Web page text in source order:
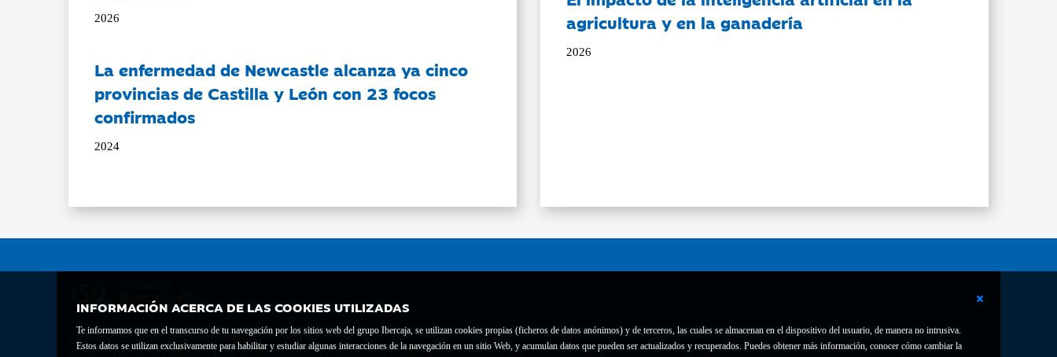
INFORMACIÓN ACERCA DE LAS COOKIES UTILIZADAS
Te informamos que en el transcurso de tu navegación por los sitios web del grupo Ibercaja, se utilizan cookies propias (ficheros de datos anónimos) y de terceros, las cuales se almacenan en el dispositivo del usuario, de manera no intrusiva.
Estos datos se utilizan exclusivamente para habilitar y estudiar algunas interacciones de la navegación en un sitio Web, y acumulan datos que pueden ser actualizados y recuperados. Puedes obtener más información, conocer cómo cambiar la
2026
La enfermedad de Newcastle alcanza ya cinco
provincias de Castilla y León con 23 focos
confirmados
2024
agricultura y en la ganadería
2026
Fundación Bancaria Ibercaja C.I.F. G-50000652.
Inscrita en el Registro de Fundaciones del Mº de Educación, Cultura y Deporte con el nº 1689.
Contacto Declaración de accesibilidad